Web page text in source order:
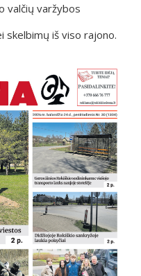
valčių varžybos
skelbimų iš viso rajono.